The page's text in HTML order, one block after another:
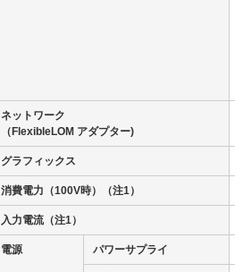
ネットワーク
（FlexibleLOM アダプター)
グラフィックス
消費電力（100V時） （注1）
入力電流（注1）
電源 パワーサプライ